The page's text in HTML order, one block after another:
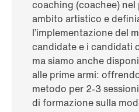
coaching (coachee)
ambito artistico e
l’implementazione del
candidate e i candidati
ma siamo anche
alle prime armi:
metodo per 2-3
di formazione sulla